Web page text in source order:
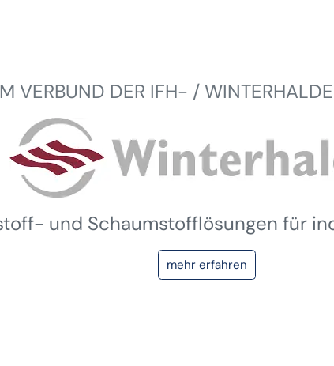
VERBUND DER IFH- /
und Schaumstofflösungen für
mehr erfahren